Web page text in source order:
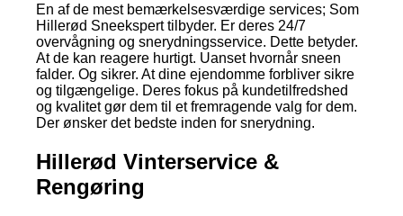
En af de mest bemærkelsesværdige services; Som
Hillerød Sneekspert tilbyder. Er deres 24/7
overvågning og snerydningsservice. Dette betyder.
At de kan reagere hurtigt. Uanset hvornår sneen
falder. Og sikrer. At dine ejendomme forbliver sikre
og tilgængelige. Deres fokus på kundetilfredshed
og kvalitet gør dem til et fremragende valg for dem.
Der ønsker det bedste inden for snerydning.
Hillerød Vinterservice &
Rengøring